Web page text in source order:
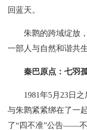
回蓝天。
朱鹮的跨域绽放
一部人与自然和谐共
秦巴原点：七羽
1981年5月23日
与朱鹮紧紧绑在了一
了“四不准”公告——不